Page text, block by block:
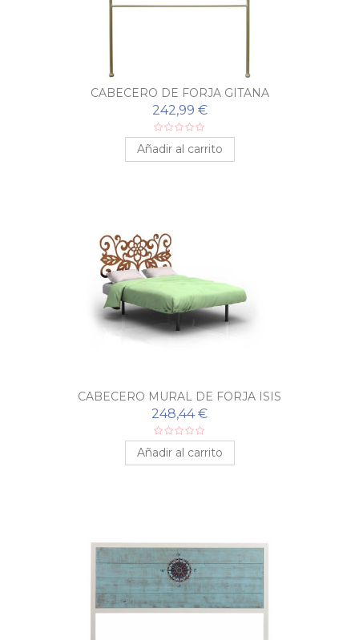
CABECERO DE FORJA GITANA
242,99 €
Añadir al carrito
CABECERO MURAL DE FORJA ISIS
248,44 €
Añadir al carrito